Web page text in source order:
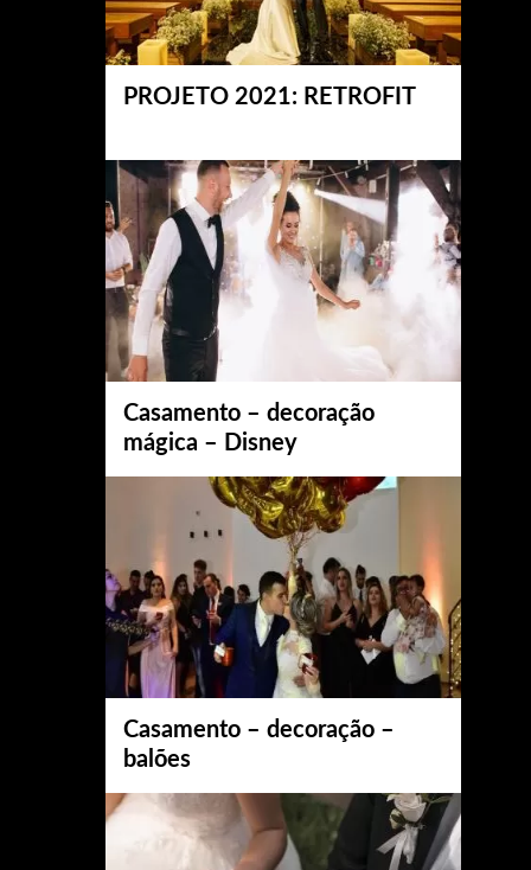
PROJETO 2021: RETROFIT
Casamento – decoração
mágica – Disney
Casamento – decoração –
balões